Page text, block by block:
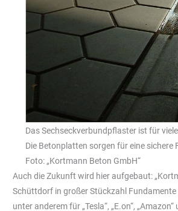
Das Sechseckverbundpflaster ist für
Die Betonplatten sorgen für eine sichere
Foto: „Kortmann Beton GmbH“
Auch die Zukunft wird hier aufgebaut:
Schüttdorf in großer Stückzahl Fundamente
unter anderem für „Tesla“, „E.on“, „Amazon“